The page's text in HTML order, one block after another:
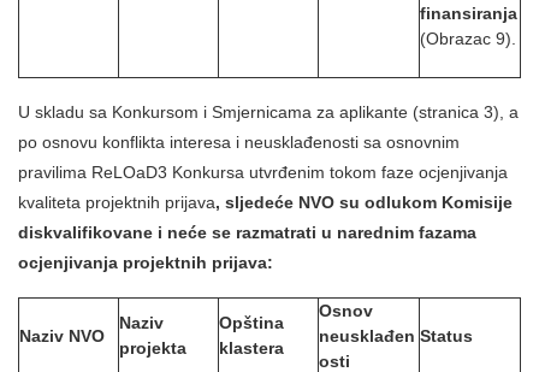
finansiranja
(Obrazac 9).
U skladu sa Konkursom i Smjernicama za aplikante (stranica 3), a
po osnovu konflikta interesa i neusklađenosti sa osnovnim
pravilima ReLOaD3 Konkursa utvrđenim tokom faze ocjenjivanja
kvaliteta projektnih prijava, sljedeće NVO su odlukom Komisije
diskvalifikovane i neće se razmatrati u narednim fazama
ocjenjivanja projektnih prijava:
Naziv NVO
Naziv
projekta
Opština
klastera
Osnov
neusklađen
osti
Status